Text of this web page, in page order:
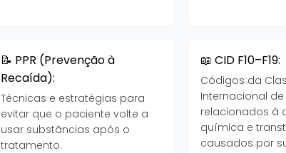
📝 PPR (Prevenção à
Recaída):
Técnicas e estratégias para
evitar que o paciente volte a
usar substâncias após o
tratamento.
📖 CID F10–F19:
Códigos da
Internacional
relacionados à
química e
causados por